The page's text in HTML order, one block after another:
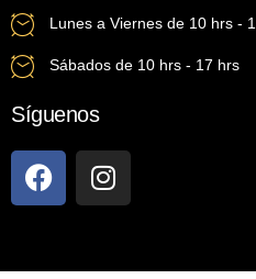
Lunes a Viernes de 10 hrs -
Sábados de 10 hrs - 17 hrs
Síguenos